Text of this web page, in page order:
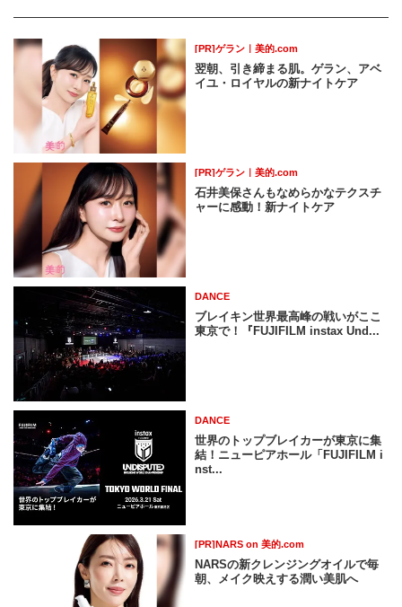
[PR]ゲラン｜美的.com
翌朝、引き締まる肌。ゲラン、アベ
イユ・ロイヤルの新ナイトケア
[PR]ゲラン｜美的.com
石井美保さんもなめらかなテクスチ
ャーに感動！新ナイトケア
DANCE
ブレイキン世界最高峰の戦いがここ
東京で！『FUJIFILM instax Und...
DANCE
世界のトップブレイカーが東京に集
結！ニューピアホール「FUJIFILM i
nst...
[PR]NARS on 美的.com
NARSの新クレンジングオイルで毎
朝、メイク映えする潤い美肌へ